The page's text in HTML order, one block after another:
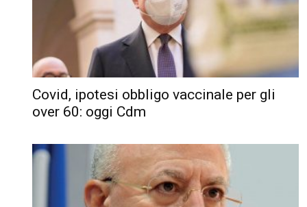
Covid, ipotesi obbligo vaccinale per gli
over 60: oggi Cdm